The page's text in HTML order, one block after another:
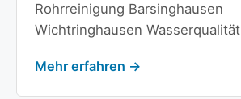
Rohrreinigung Barsinghausen
Wichtringhausen
Mehr erfahren →